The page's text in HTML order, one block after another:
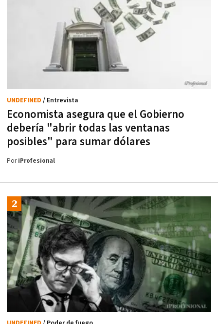
Economista asegura que el Gobierno
debería "abrir todas las ventanas
posibles" para sumar dólares
UNDEFINED / Entrevista
PoriProfesional